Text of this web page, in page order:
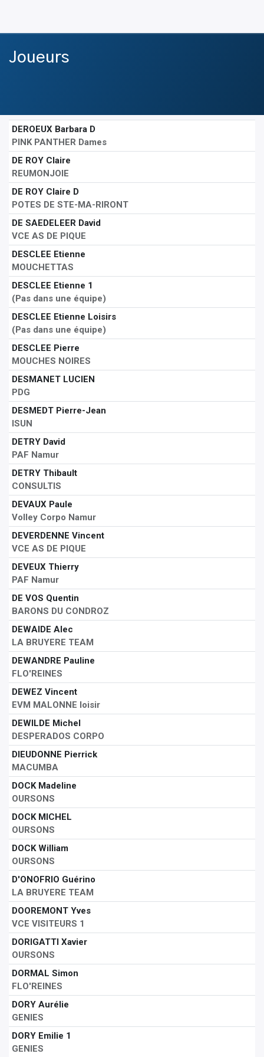
Joueurs
DEROEUX Barbara D
PINK PANTHER Dames
DE ROY Claire
REUMONJOIE
DE ROY Claire D
POTES DE STE-MA-RIRONT
DE SAEDELEER David
VCE AS DE PIQUE
DESCLEE Etienne
MOUCHETTAS
DESCLEE Etienne 1
(Pas dans une équipe)
DESCLEE Etienne Loisirs
(Pas dans une équipe)
DESCLEE Pierre
MOUCHES NOIRES
DESMANET LUCIEN
PDG
DESMEDT Pierre-Jean
ISUN
DETRY David
PAF Namur
DETRY Thibault
CONSULTIS
DEVAUX Paule
Volley Corpo Namur
DEVERDENNE Vincent
VCE AS DE PIQUE
DEVEUX Thierry
PAF Namur
DE VOS Quentin
BARONS DU CONDROZ
DEWAIDE Alec
LA BRUYERE TEAM
DEWANDRE Pauline
FLO'REINES
DEWEZ Vincent
EVM MALONNE loisir
DEWILDE Michel
DESPERADOS CORPO
DIEUDONNE Pierrick
MACUMBA
DOCK Madeline
OURSONS
DOCK MICHEL
OURSONS
DOCK William
OURSONS
D'ONOFRIO Guérino
LA BRUYERE TEAM
DOOREMONT Yves
VCE VISITEURS 1
DORIGATTI Xavier
OURSONS
DORMAL Simon
FLO'REINES
DORY Aurélie
GENIES
DORY Emilie 1
GENIES